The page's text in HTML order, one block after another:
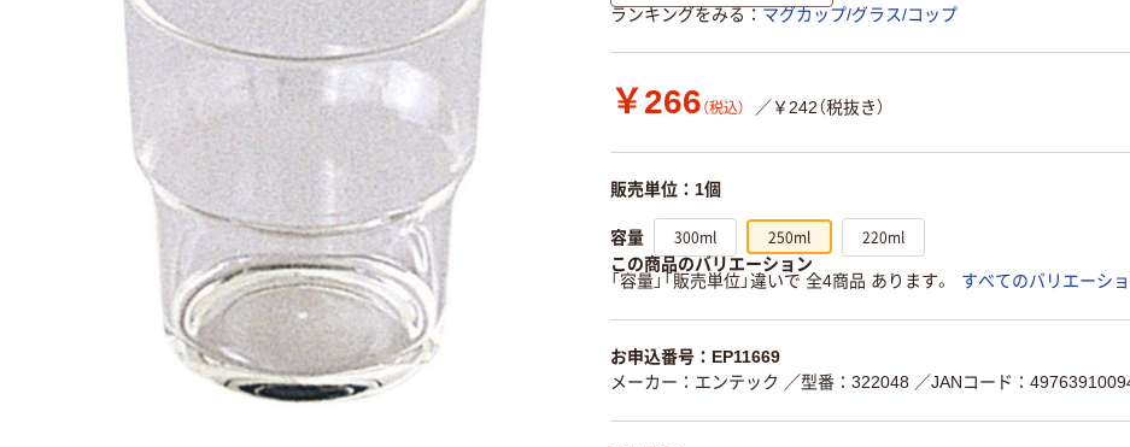
ランキングをみる マグカップ/グラス/コップ
￥266 （税込） ／￥242（税抜き）
販売単位：1個
容量 300ml 250ml 220ml
この商品のバリエーション
「容量」「販売単位」違いで 全4商品 あります。
すべてのバリエーシ
お申込番号：EP11669
メーカー：エンテック ／型番：322048 ／JANコード：